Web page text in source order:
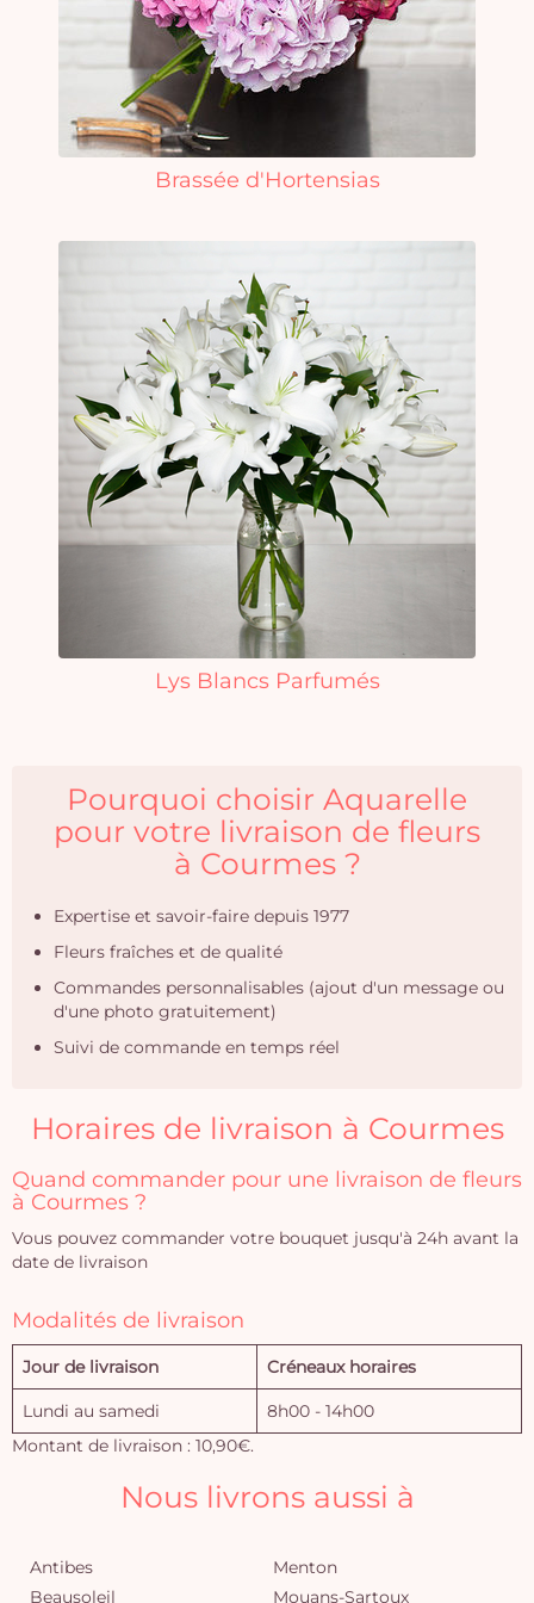
Brassée d'Hortensias
Lys Blancs Parfumés
Pourquoi choisir Aquarelle
pour votre livraison de fleurs
à Courmes ?
Expertise et savoir-faire depuis 1977
Fleurs fraîches et de qualité
Commandes personnalisables (ajout d'un message ou
d'une photo gratuitement)
Suivi de commande en temps réel
Horaires de livraison à Courmes
Quand commander pour une livraison de fleurs
à Courmes ?
Vous pouvez commander votre bouquet jusqu'à 24h avant la
date de livraison
Modalités de livraison
Jour de livraison Créneaux horaires
Lundi au samedi
8h00 - 14h00
Montant de livraison : 10,90€.
Nous livrons aussi à
Antibes
Beausoleil
Menton
Mouans-Sartoux